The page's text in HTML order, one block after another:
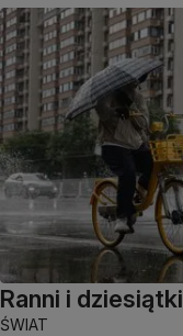
Ranni i
ŚWIAT